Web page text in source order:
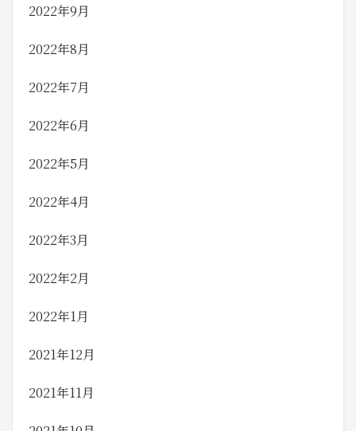
2022年9月
2022年8月
2022年7月
2022年6月
2022年5月
2022年4月
2022年3月
2022年2月
2022年1月
2021年12月
2021年11月